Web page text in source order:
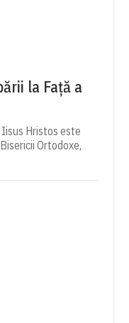
la Față a
Hristos este
Ortodoxe,